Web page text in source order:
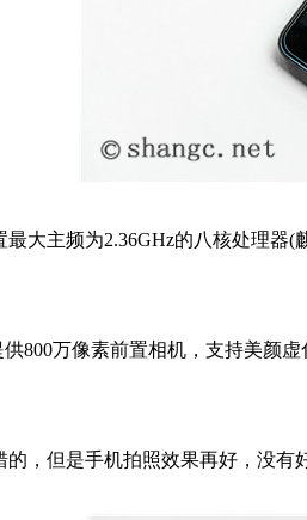
主频为2.36GHz的八核处理器(
万像素前置相机，支持美颜虚
但是手机拍照效果再好，没有